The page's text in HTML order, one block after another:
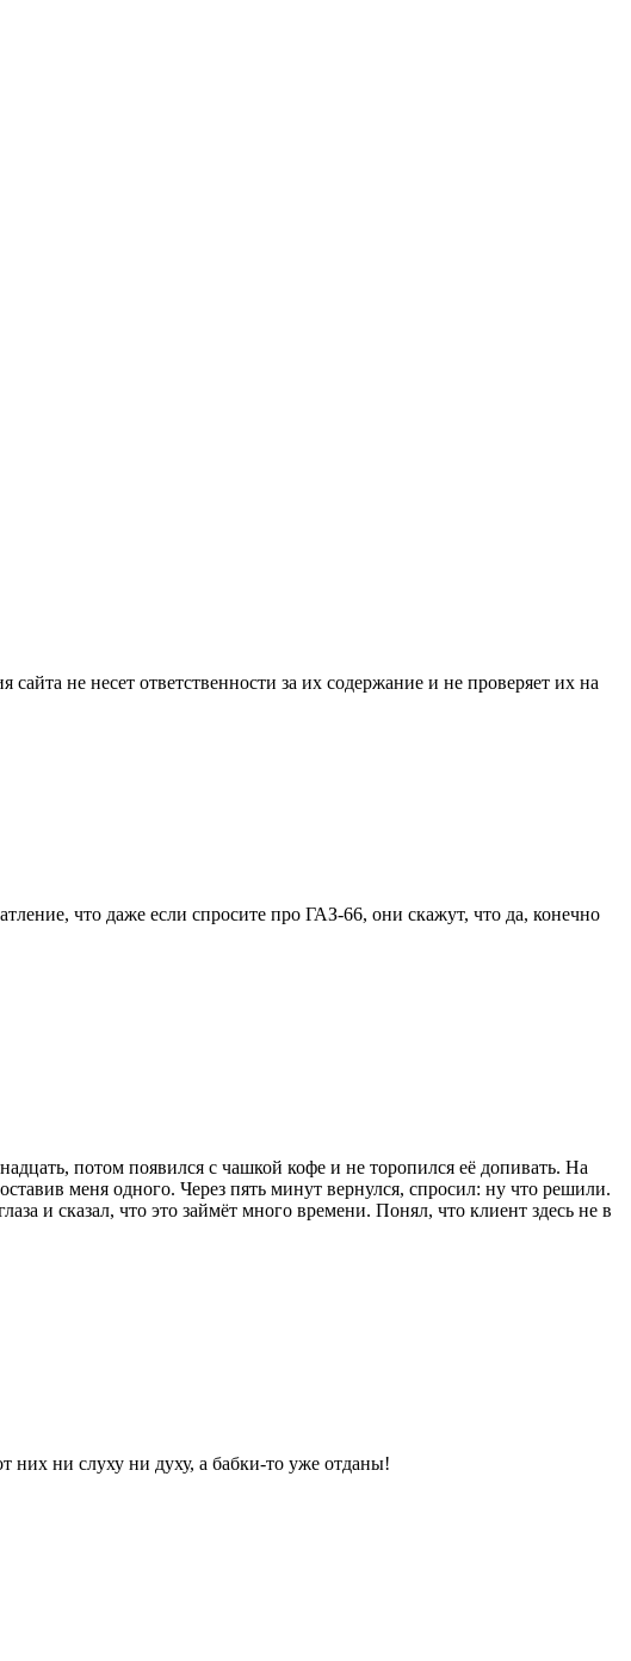
не несет ответственности за их содержание и не проверяет их на
что даже если спросите про ГАЗ-66, они скажут, что да, конечно
потом появился с чашкой кофе и не торопился её допивать. На
меня одного. Через пять минут вернулся, спросил: ну что решили.
и сказал, что это займёт много времени. Понял, что клиент здесь не в
них ни слуху ни духу, а бабки-то уже отданы!